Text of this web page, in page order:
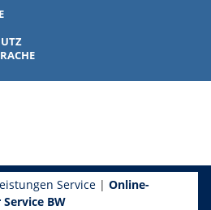
Service| Online-
BW